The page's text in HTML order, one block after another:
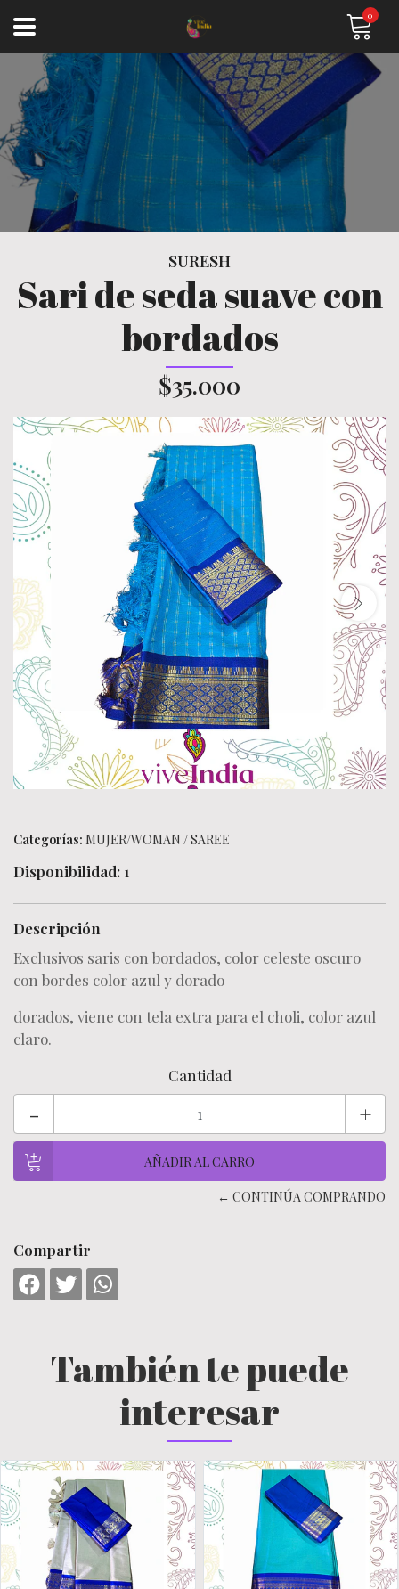
0
SURESH
Sari de seda suave con
bordados
$35.000
Categorías: MUJER/WOMAN /SAREE
Disponibilidad: 1
Descripción
Exclusivos saris con bordados, color celeste oscuro
con bordes color azul y dorado
dorados, viene con tela extra para el choli, color azul
claro.
Cantidad
- +
← CONTINÚA COMPRANDO
Compartir
También te puede
interesar